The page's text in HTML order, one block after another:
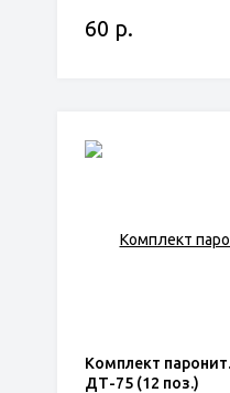
60 р.
Комплект
ДТ-75 (12 поз.)